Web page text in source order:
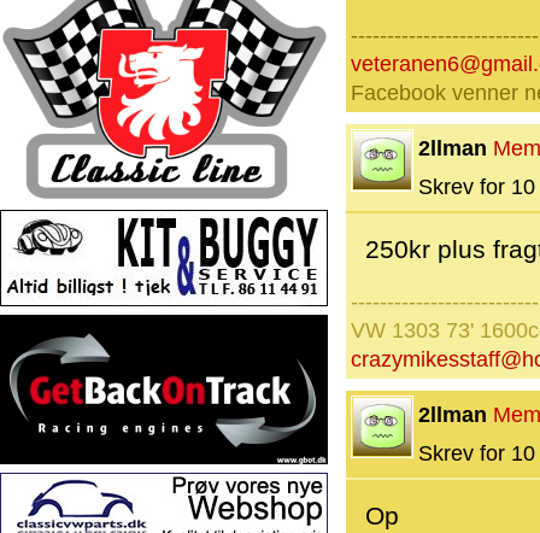
Facebook venner
2llman
Skrev for
250kr plus
VW 1303 73'
2llman
Skrev for
Op